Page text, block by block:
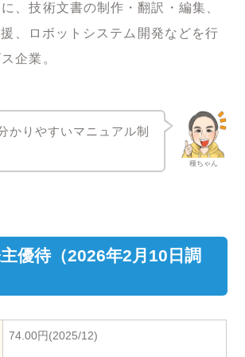
、技術文書の制作・翻訳・編集、
、ロボットシステム開発などを行
企業。
種ちゃん
かりやすいマニュアル制
優待（2026年2月10日調
74.00円(2025/12)